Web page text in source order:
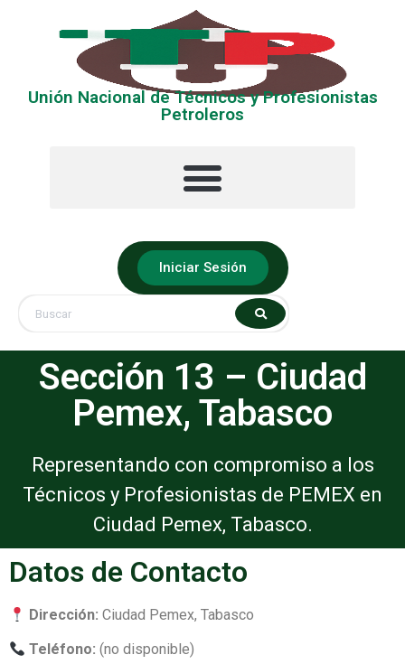
Unión Nacional de Técnicos y Profesionistas
Petroleros
Iniciar Sesión
Sección 13 – Ciudad
Pemex, Tabasco
Representando con compromiso a los
Técnicos y Profesionistas de PEMEX en
Ciudad Pemex, Tabasco.
Datos de Contacto
Dirección: Ciudad Pemex, Tabasco
Teléfono: (no disponible)